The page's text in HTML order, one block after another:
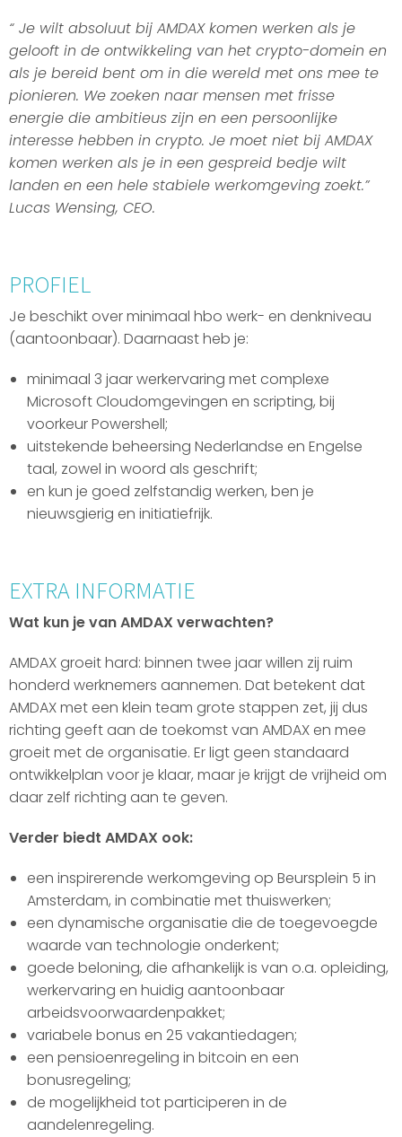
“ Je wilt absoluut bij AMDAX komen werken als je
gelooft in de ontwikkeling van het crypto-domein en
als je bereid bent om in die wereld met ons mee te
pionieren. We zoeken naar mensen met frisse
energie die ambitieus zijn en een persoonlijke
interesse hebben in crypto. Je moet niet bij AMDAX
komen werken als je in een gespreid bedje wilt
landen en een hele stabiele werkomgeving zoekt.”
Lucas Wensing, CEO.
PROFIEL
Je beschikt over minimaal hbo werk- en denkniveau
(aantoonbaar). Daarnaast heb je:
minimaal 3 jaar werkervaring met complexe
Microsoft Cloudomgevingen en scripting, bij
voorkeur Powershell;
uitstekende beheersing Nederlandse en Engelse
taal, zowel in woord als geschrift;
en kun je goed zelfstandig werken, ben je
nieuwsgierig en initiatiefrijk.
EXTRA INFORMATIE
Wat kun je van AMDAX verwachten?
AMDAX groeit hard: binnen twee jaar willen zij ruim
honderd werknemers aannemen. Dat betekent dat
AMDAX met een klein team grote stappen zet, jij dus
richting geeft aan de toekomst van AMDAX en mee
groeit met de organisatie. Er ligt geen standaard
ontwikkelplan voor je klaar, maar je krijgt de vrijheid om
daar zelf richting aan te geven.
Verder biedt AMDAX ook:
een inspirerende werkomgeving op Beursplein 5 in
Amsterdam, in combinatie met thuiswerken;
een dynamische organisatie die de toegevoegde
waarde van technologie onderkent;
goede beloning, die afhankelijk is van o.a. opleiding,
werkervaring en huidig aantoonbaar
arbeidsvoorwaardenpakket;
variabele bonus en 25 vakantiedagen;
een pensioenregeling in bitcoin en een
bonusregeling;
de mogelijkheid tot participeren in de
aandelenregeling.